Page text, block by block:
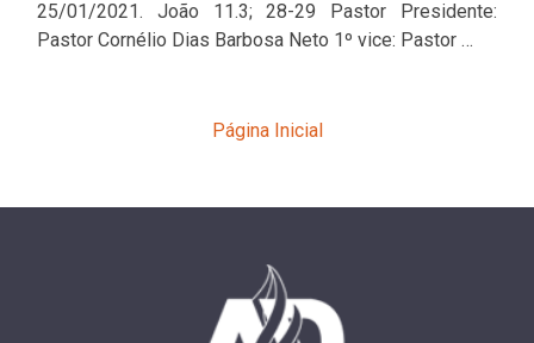
25/01/2021. João 11.3; 28-29 Pastor Presidente:
Pastor Cornélio Dias Barbosa Neto 1º vice: Pastor …
Página Inicial